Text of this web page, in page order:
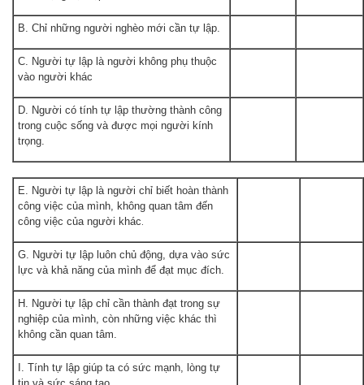
B. Chỉ những người nghèo mới cần tự lập.
C. Người tự lập là người không phụ thuộc
vào người khác
D. Người có tính tự lập thường thành công
trong cuộc sống và được mọi người kính
trọng.
E. Người tự lập là người chỉ biết hoàn thành
công việc của mình, không quan tâm đến
công việc của người khác
G. Người tự lập luôn chủ động, dựa vào sức
lực và khả năng của mình để đạt mục đích.
H. Người tự lập chỉ cần thành đạt trong sự
nghiệp của mình, còn những việc khác thì
không cần quan tâm.
I. Tính tự lập giúp ta có sức mạnh, lòng tự